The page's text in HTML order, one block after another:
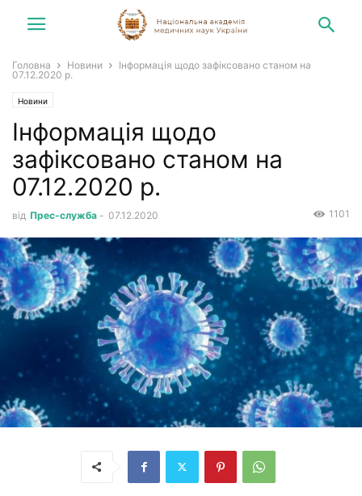
Головна Новини
Інформація щодо зафіксовано станом на
07.12.2020 р.
Новини
Інформація щодо
зафіксовано станом на
07.12.2020 р.
від Прес-служба - 07.12.2020 1101